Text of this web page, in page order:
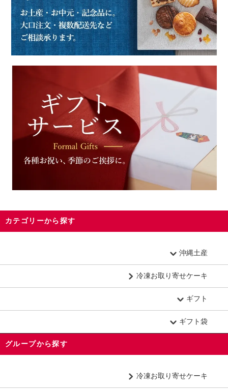
カテゴリーから探す
沖縄土産
冷凍お取り寄せケーキ
ギフト
ギフト袋
グループから探す
冷凍お取り寄せケーキ